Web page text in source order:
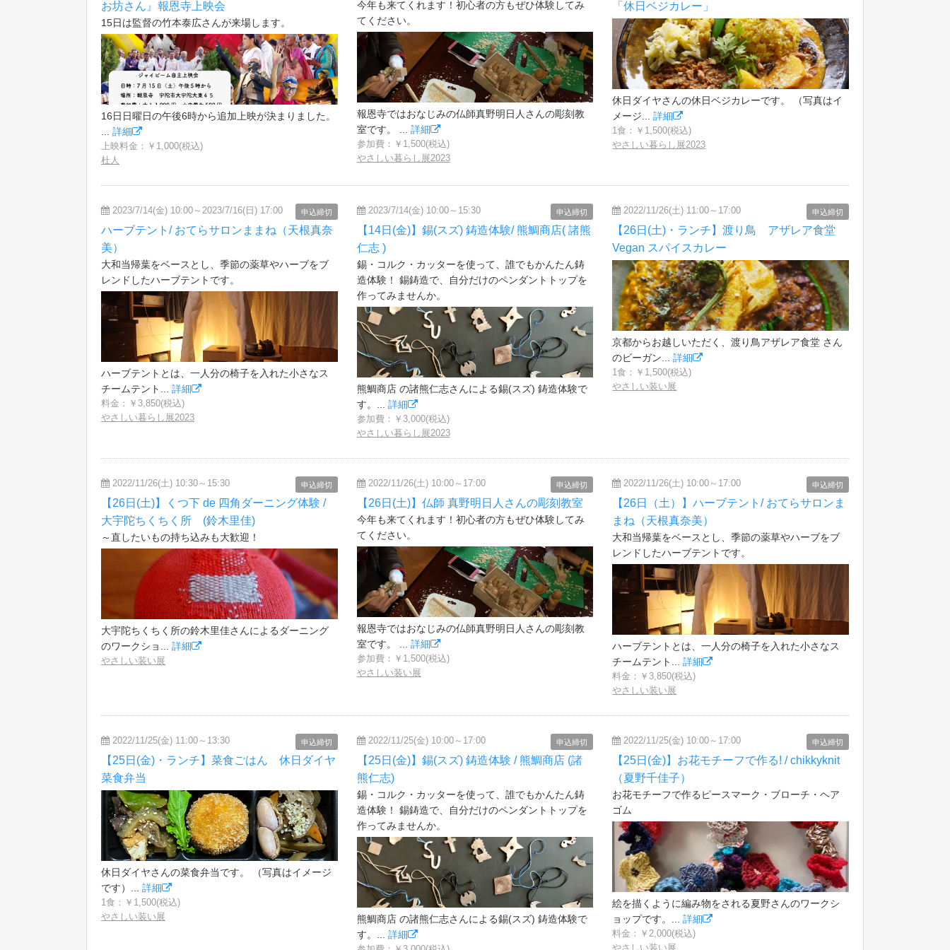
お坊さん』報恩寺上映会
15日は監督の竹本泰広さんが来場します。
16日日曜日の午後6時から追加上映が決まりました。
詳細
上映料金：￥1,000(税込)
杜人
今年も来てくれます！初心者の方もぜひ体験してみ
てください。
報恩寺ではおなじみの仏師真野明日人さんの彫刻教
室です。 ... 詳細
参加費：￥1,500(税込)
やさしい暮らし展2023
「休日ベジカレー」
休日ダイヤさんの休日ベジカレーです。 （写真はイ
メージ...詳細
1食：￥1,500(税込)
やさしい暮らし展2023
申込締切
2023/7/14(金) 10:00～2023/7/16(日) 17:00
ハーブテント/ おてらサロンままね（天根真奈
美）
大和当帰葉をベースとし、季節の薬草やハーブをブ
レンドしたハーブテントです。
ハーブテントとは、一人分の椅子を入れた小さなス
チームテント... 詳細
料金：￥3,850(税込)
やさしい暮らし展2023
申込締切
2023/7/14(金) 10:00～15:30
【14日(金)】錫(スズ) 鋳造体験/ 熊鯛商店( 諸熊
仁志 )
錫・コルク・カッターを使って、誰でもかんたん鋳
造体験！ 錫鋳造で、自分だけのペンダントトップを
作ってみませんか。
熊鯛商店 の諸熊仁志さんによる錫(スズ) 鋳造体験で
す。... 詳細
参加費：￥3,000(税込)
やさしい暮らし展2023
申込締切
2022/11/26(土) 11:00～17:00
【26日(土)・ランチ】渡り鳥 アザレア食堂
Vegan スパイスカレー
京都からお越しいただく、渡り鳥アザレア食堂 さん
のビーガン...詳細
1食：￥1,500(税込)
やさしい装い展
申込締切
2022/11/26(土) 10:30～15:30
【26日(土)】くつ下 de 四角ダーニング体験 /
大宇陀ちくちく所 (鈴木里佳)
～直したいもの持ち込みも大歓迎！
大宇陀ちくちく所の鈴木里佳さんによるダーニング
のワークショ... 詳細
やさしい装い展
申込締切
2022/11/26(土) 10:00～17:00
【26日(土)】仏師 真野明日人さんの彫刻教室
今年も来てくれます！初心者の方もぜひ体験してみ
てください。
報恩寺ではおなじみの仏師真野明日人さんの彫刻教
室です。 ... 詳細
参加費：￥1,500(税込)
やさしい装い展
申込締切
2022/11/26(土) 10:00～17:00
【26日（土）】ハーブテント/ おてらサロンま
まね（天根真奈美）
大和当帰葉をベースとし、季節の薬草やハーブをブ
レンドしたハーブテントです。
ハーブテントとは、一人分の椅子を入れた小さなス
チームテント...詳細
料金：￥3,850(税込)
やさしい装い展
申込締切
2022/11/25(金) 11:00～13:30
【25日(金)・ランチ】菜食ごはん 休日ダイヤ
菜食弁当
休日ダイヤさんの菜食弁当です。 （写真はイメージ
です）... 詳細
1食：￥1,500(税込)
やさしい装い展
申込締切
2022/11/25(金) 10:00～17:00
【25日(金)】錫(スズ) 鋳造体験 / 熊鯛商店 (諸
熊仁志)
錫・コルク・カッターを使って、誰でもかんたん鋳
造体験！ 錫鋳造で、自分だけのペンダントトップを
作ってみませんか。
熊鯛商店 の諸熊仁志さんによる錫(スズ) 鋳造体験で
す。... 詳細
申込締切
2022/11/25(金) 10:00～17:00
【25日(金)】お花モチーフで作る! / chikkyknit
（夏野千佳子）
お花モチーフで作るピースマーク・ブローチ・ヘア
ゴム
絵を描くように編み物をされる夏野さんのワークシ
ョップです。...詳細
料金：￥2,000(税込)
やさしい装い展